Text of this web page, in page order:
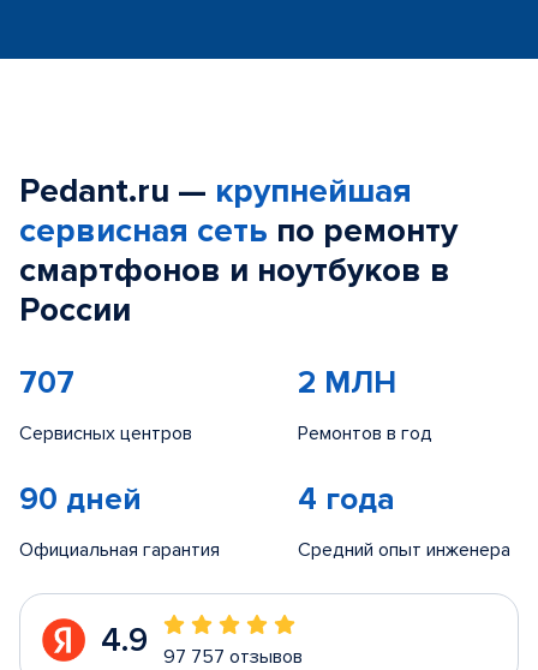
Pedant.ru — крупнейшая
сервисная сеть по ремонту
смартфонов и ноутбуков в
России
707
Сервисных центров
2 МЛН
Ремонтов в год
90 дней
Официальная гарантия
4 года
Средний опыт инженера
4.9 97 757 отзывов